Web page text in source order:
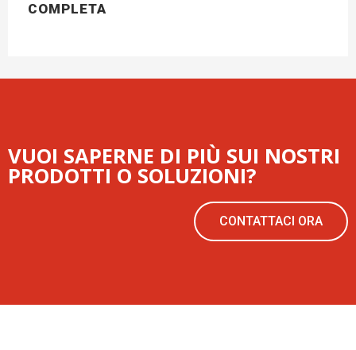
COMPLETA
VUOI SAPERNE DI PIÙ SUI NOSTRI
PRODOTTI O SOLUZIONI?
CONTATTACI ORA